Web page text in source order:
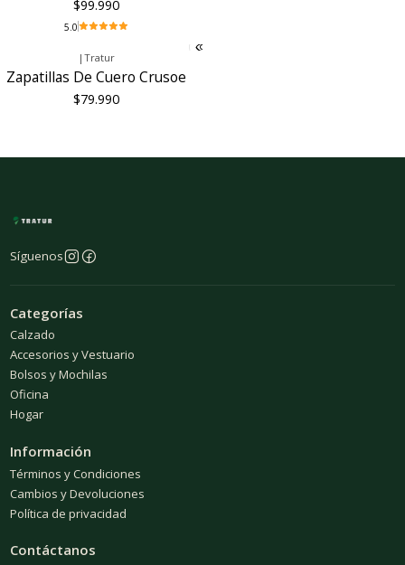
$99.990
5.0
| Tratur
Zapatillas De Cuero Crusoe
$79.990
Síguenos
Categorías
Calzado
Accesorios y Vestuario
Bolsos y Mochilas
Oficina
Hogar
Información
Términos y Condiciones
Cambios y Devoluciones
Política de privacidad
Contáctanos